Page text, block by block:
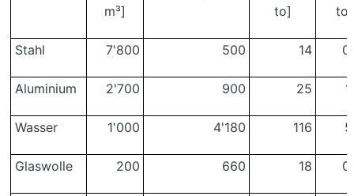
m³]
to]
to]
Stahl 7'800 500 14
Aluminium 2'700 900 25
Wasser 1'000 4'180 116
Glaswolle 200 660 18